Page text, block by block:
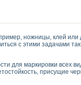
ножницы, клей
с этими задачами
для маркировки всех
присущие